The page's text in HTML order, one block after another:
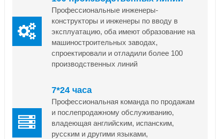
Профессиональные инженеры-
конструкторы и инженеры по вводу в
эксплуатацию, оба имеют образование на
машиностроительных заводах,
спроектировали и отладили более 100
производственных линий
7*24 часа
Профессиональная команда по продажам
и послепродажному обслуживанию,
владеющая английским, испанским,
русским и другими языками,